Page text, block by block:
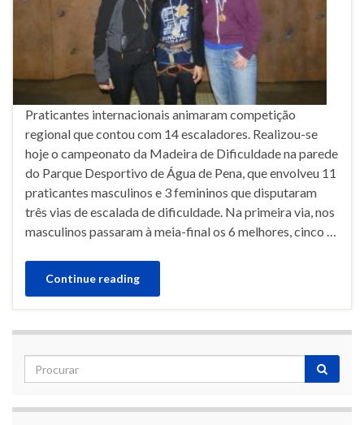
Praticantes internacionais animaram competição
regional que contou com 14 escaladores. Realizou-se
hoje o campeonato da Madeira de Dificuldade na parede
do Parque Desportivo de Água de Pena, que envolveu 11
praticantes masculinos e 3 femininos que disputaram
três vias de escalada de dificuldade. Na primeira via, nos
masculinos passaram à meia-final os 6 melhores, cinco …
Continue reading